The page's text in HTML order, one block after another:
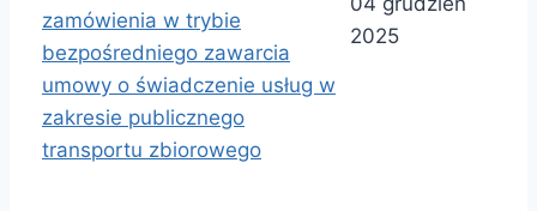
zamówienia w trybie
bezpośredniego zawarcia
umowy o świadczenie usług w
zakresie publicznego
transportu zbiorowego
2025